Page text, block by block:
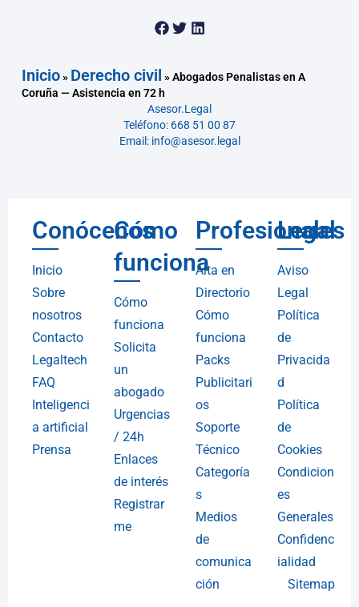
Inicio» Derecho civil »Abogados Penalistas en A
Coruña — Asistencia en 72 h
Asesor.Legal
Teléfono: 668 51 00 87
Email: info@asesor.legal
Conócenos
Inicio
Sobre
nosotros
Contacto
Legaltech
FAQ
Inteligenci
a artificial
Prensa
Cómo
funciona
Cómo
funciona
Solicita
un
abogado
Urgencias
/ 24h
Enlaces
de interés
Registrar
me
Profesionales
Alta en
Directorio
Cómo
funciona
Packs
Publicitari
os
Soporte
Técnico
Categoría
s
Medios
de
comunica
ción
Legal
Aviso
Legal
Política
de
Privacida
d
Política
de
Cookies
Condicion
es
Generales
Confidenc
ialidad
Sitemap